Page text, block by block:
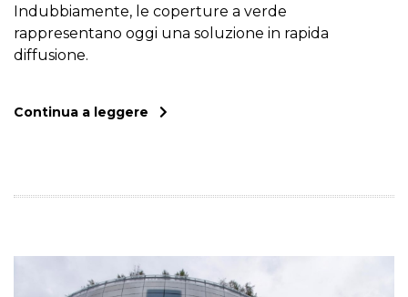
Indubbiamente, le coperture a verde
rappresentano oggi una soluzione in rapida
diffusione.
Continua a leggere